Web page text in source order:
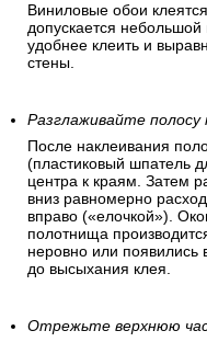
Виниловые обои
допускается небольшой
удобнее клеить и
стены.
Разглаживайте полосу
После наклеивания
(пластиковый шпатель
центра к краям. Затем
вниз равномерно
вправо («елочкой»).
полотнища
неровно или появились
до высыхания клея.
Отрежьте верхнюю